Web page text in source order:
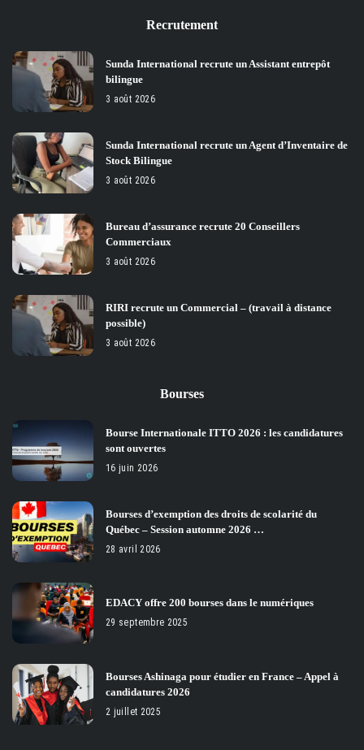
Recrutement
Sunda International recrute un Assistant entrepôt
bilingue
3 août 2026
Sunda International recrute un Agent d’Inventaire de
Stock Bilingue
3 août 2026
Bureau d’assurance recrute 20 Conseillers
Commerciaux
3 août 2026
RIRI recrute un Commercial – (travail à distance
possible)
3 août 2026
Bourses
Bourse Internationale ITTO 2026 : les candidatures
sont ouvertes
16 juin 2026
Bourses d’exemption des droits de scolarité du
Québec – Session automne 2026 …
28 avril 2026
EDACY offre 200 bourses dans le numériques
29 septembre 2025
Bourses Ashinaga pour étudier en France – Appel à
candidatures 2026
2 juillet 2025